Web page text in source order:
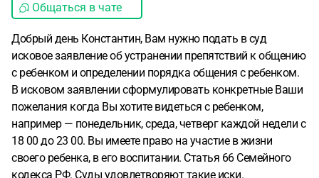
Общаться в чате
Добрый день Константин, Вам нужно подать в суд
исковое заявление об устранении препятствий к общению
с ребенком и определении порядка общения с ребенком.
В исковом заявлении сформулировать конкретные Ваши
пожелания когда Вы хотите видеться с ребенком,
например — понедельник, среда, четверг каждой недели с
18 00 до 23 00. Вы имеете право на участие в жизни
своего ребенка, в его воспитании. Статья 66 Семейного
кодекса РФ. Суды удовлетворяют такие иски.